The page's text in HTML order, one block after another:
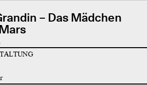
– Das Mädchen